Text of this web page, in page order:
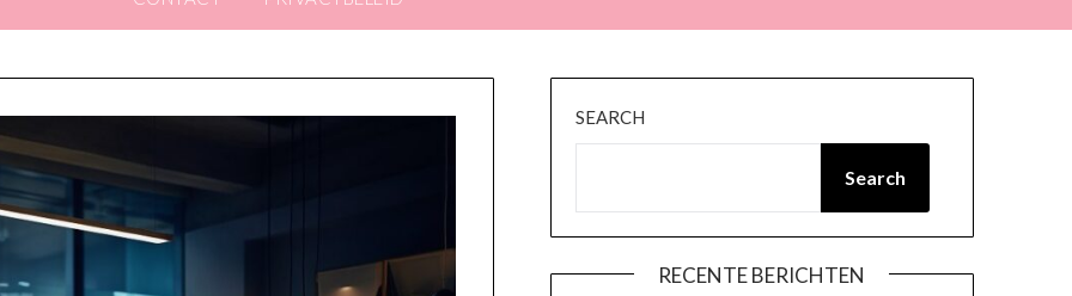
SEARCH
Search
RECENTE BERICHTEN